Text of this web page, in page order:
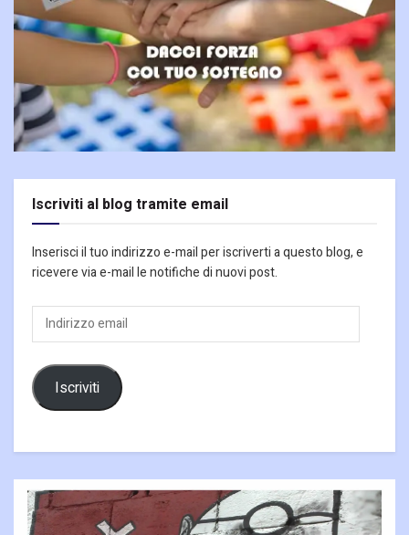
Iscriviti al blog tramite email
Inserisci il tuo indirizzo e-mail per iscriverti a questo blog, e
ricevere via e-mail le notifiche di nuovi post.
Indirizzo
email
Iscriviti